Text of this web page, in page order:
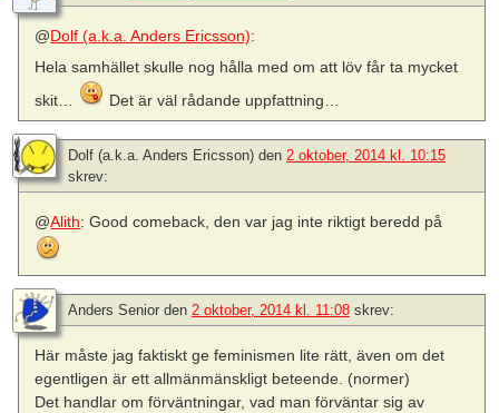
@Dolf (a.k.a. Anders Ericsson):
Hela samhället skulle nog hålla med om att löv får ta mycket
skit…
Det är väl rådande uppfattning…
Dolf (a.k.a. Anders Ericsson) den 2 oktober, 2014 kl. 10:15
skrev:
@Alith: Good comeback, den var jag inte riktigt beredd på
Anders Senior den 2 oktober, 2014 kl. 11:08 skrev:
Här måste jag faktiskt ge feminismen lite rätt, även om det
egentligen är ett allmänmänskligt beteende. (normer)
Det handlar om förväntningar, vad man förväntar sig av